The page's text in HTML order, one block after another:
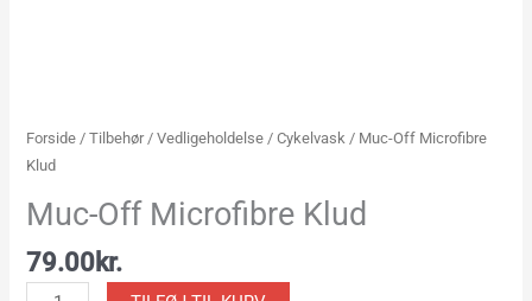
Forside /Tilbehør/Vedligeholdelse /Cykelvask / Muc-Off Microfibre
Klud
Muc-Off Microfibre Klud
79.00kr.